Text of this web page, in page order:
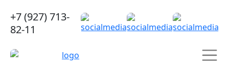
+7 (927) 713-
82-11